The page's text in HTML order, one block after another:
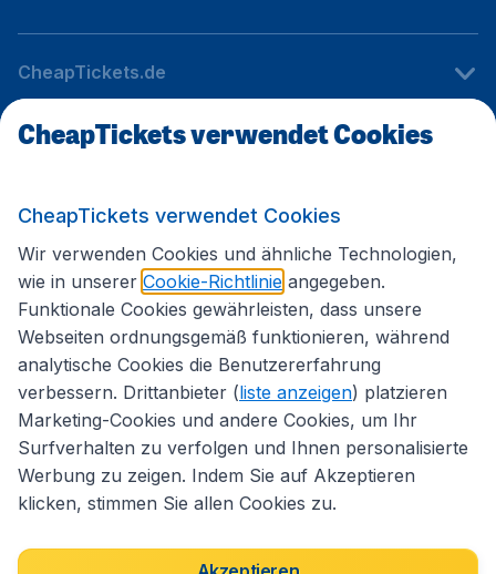
CheapTickets.de
Internationale Webseiten
Folgen Sie uns:
Allgemeine Geschäftsbedingungen
CheapTickets verwendet Cookies
CheapTickets verwendet Cookies
Wir verwenden Cookies und ähnliche Technologien,
wie in unserer Cookie-Richtlinie angegeben.
Funktionale Cookies gewährleisten, dass unsere
Webseiten ordnungsgemäß funktionieren, während
analytische Cookies die Benutzererfahrung
verbessern. Drittanbieter (liste anzeigen) platzieren
Marketing-Cookies und andere Cookies, um Ihr
Surfverhalten zu verfolgen und Ihnen personalisierte
Werbung zu zeigen. Indem Sie auf Akzeptieren
klicken, stimmen Sie allen Cookies zu.